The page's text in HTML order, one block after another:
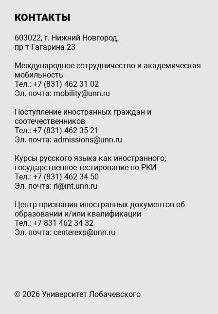
КОНТАКТЫ
603022, г. Нижний Новгород,
пр-т Гагарина 23
Международное сотрудничество и академическая
мобильность
Тел.: +7 (831) 462 31 02
Эл. почта: mobility@unn.ru
Поступление иностранных граждан и
соотечественников
Тел.: +7 (831) 462 35 21
Эл. почта: admissions@unn.ru
Курсы русского языка как иностранного;
государственное тестирование по РКИ
Тел.: +7 (831) 462 34 50
Эл. почта: rl@int.unn.ru
Центр признания иностранных документов об
образовании и/или квалификации
Тел.: +7 831 462 34 32
Эл. почта: centerexp@unn.ru
© 2026 Университет Лобачевского